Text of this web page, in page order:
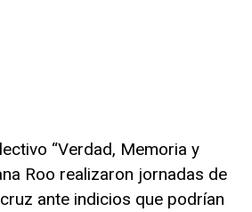
“Verdad, Memoria y
Roo realizaron jornadas de
ante indicios que podrían